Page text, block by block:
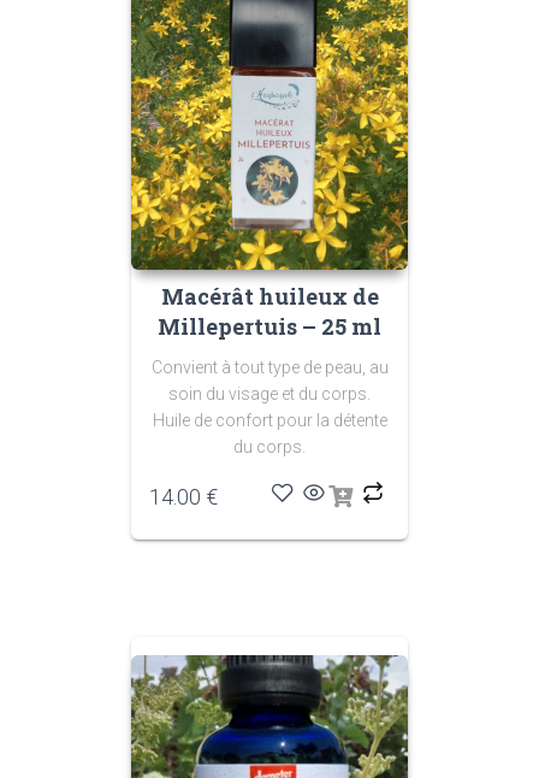
Macérât huileux de
Millepertuis – 25 ml
Convient à tout type de peau, au
soin du visage et du corps.
Huile de confort pour la détente
du corps.
14.00 €